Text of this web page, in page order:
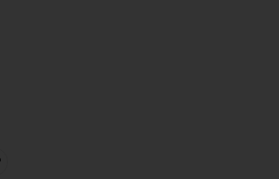
УХОД ЗА ЛИЦОМ DEAD SEA DETOX MUD MASK